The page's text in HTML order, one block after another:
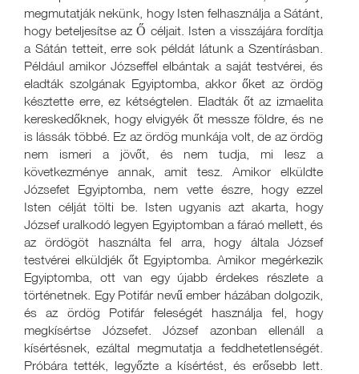
megmutatják nekünk, hogy Isten felhasználja a Sátánt,
hogy beteljesítse az Ő céljait. Isten a visszájára fordítja
a Sátán tetteit, erre sok példát látunk a Szentírásban.
Például amikor Józseffel elbántak a saját testvérei, és
eladták szolgának Egyiptomba, akkor őket az ördög
késztette erre, ez kétségtelen. Eladták őt az izmaelita
kereskedőknek, hogy elvigyék őt messze földre, és ne
is lássák többé. Ez az ördög munkája volt, de az ördög
nem ismeri a jövőt, és nem tudja, mi lesz a
következménye annak, amit tesz. Amikor elküldte
Józsefet Egyiptomba, nem vette észre, hogy ezzel
Isten célját tölti be. Isten ugyanis azt akarta, hogy
József uralkodó legyen Egyiptomban a fáraó mellett, és
az ördögöt használta fel arra, hogy általa József
testvérei elküldjék őt Egyiptomba. Amikor megérkezik
Egyiptomba, ott van egy újabb érdekes részlete a
történetnek. Egy Potifár nevű ember házában dolgozik,
és az ördög Potifár feleségét használja fel, hogy
megkísértse Józsefet. József azonban ellenáll a
kísértésnek, ezáltal megmutatja a feddhetetlenségét.
Próbára tették, legyőzte a kísértést, és erősebb lett.